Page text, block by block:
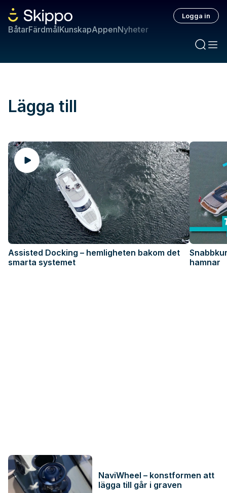
BåtarFärdmålKunskapAppenNyheter
Logga in
Lägga till
Assisted Docking – hemligheten bakom det
smarta systemet
hamnar
NaviWheel – konstformen att
lägga till går i graven